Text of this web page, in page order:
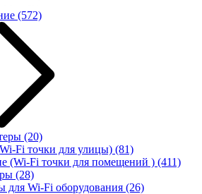
(572)
(20)
Fi точки для улицы) (81)
(Wi-Fi точки для помещений ) (411)
(28)
для Wi-Fi оборудования (26)